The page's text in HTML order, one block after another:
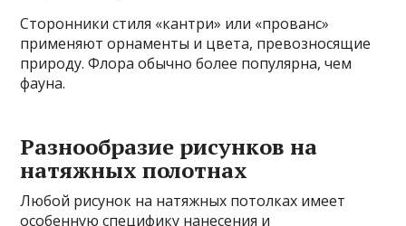
Сторонники стиля «кантри» или «прованс»
применяют орнаменты и цвета, превозносящие
природу. Флора обычно более популярна, чем
фауна.
Разнообразие рисунков на
натяжных полотнах
Любой рисунок на натяжных потолках имеет
особенную специфику нанесения и